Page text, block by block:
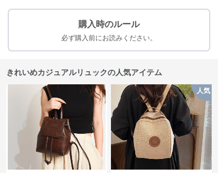
購入時のルール
必ず購入前にお読みください。
きれいめカジュアルリュックの人気アイテム
人気